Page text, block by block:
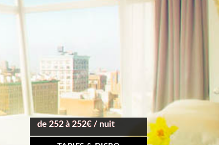
de 252 à 252€ / nuit